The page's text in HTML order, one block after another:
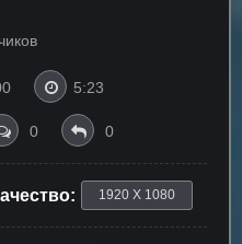
5:23
0 0
1920 X 1080